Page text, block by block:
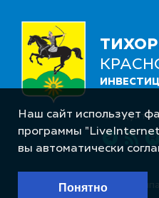
Следуйте
© Администрация
Наш сайт использует
программы
вы автоматически
Понятно